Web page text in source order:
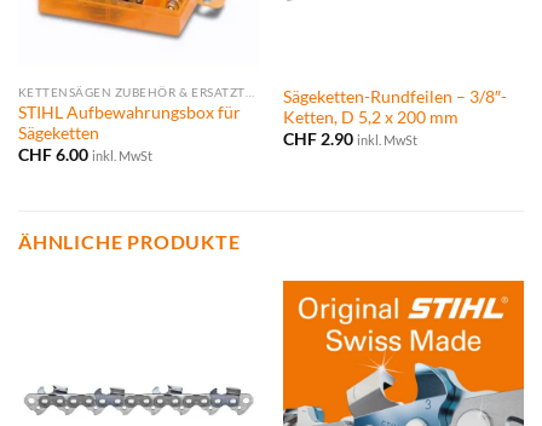
STIHL Aufbewahrungsbox für
Sägeketten
CHF6.00 inkl. MwSt
Sägeketten-Rundfeilen – 3/8″-
Ketten, D 5,2 x 200 mm
CHF2.90 inkl. MwSt
ÄHNLICHE PRODUKTE